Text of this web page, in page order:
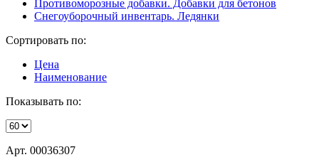
Противоморозные добавки. Добавки для бетонов
Снегоуборочный инвентарь. Ледянки
Сортировать по:
Цена
Наименование
Показывать по:
Арт. 00036307